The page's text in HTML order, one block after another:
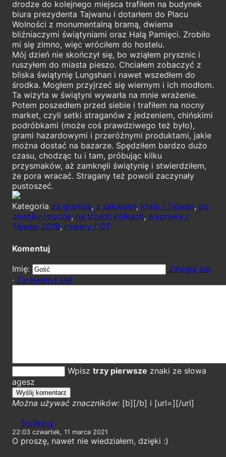
drodze do kolejnego miejsca trafiłem na budynek
biura prezydenta Tajwanu i dotarłem do Placu
Wolności z monumentalną bramą, dwiema
bliźniaczymi świątyniami oraz Halą Pamięci. Zrobiło
mi się zimno, więc wróciłem do hostelu.
Mój dzień nie skończył się, bo wziąłem prysznic i
ruszyłem do miasta pieszo. Chciałem zobaczyć z
bliska świątynię Lungshan i nawet wszedłem do
środka. Mogłem przyjrzeć się wiernym i ich modłom.
Ta wizyta w świątyni wywarła na mnie wrażenie.
Potem poszedłem przed siebie i trafiłem na nocny
market, czyli setki straganów z jedzeniem, chińskimi
podróbkami (może coś prawdziwego też było),
grami hazardowymi i przeróżnymi produktami, jakie
można dostać na bazarze. Spędziłem bardzo dużo
czasu, chodząc tu i tam, próbując kilku
przysmaków, aż zamknęli świątynię i stwierdziłem,
że pora wracać. Stragany też powoli zaczynały
pustoszeć.
Kategoria za granicą, z sakwami, kraje / Tajwan, po
zmroku i nocne, na trzech kółkach, wyprawy /
Tajwan 2018, rowery / GT
Komentuj
Imię:
Zaloguj się
· Zarejestruj się!
Wpisz trzy pierwsze znaki ze słowa
agesz
Można używać znaczników: [b][/b] i [url=][/url]
Trollking
22:03 czwartek, 11 marca 2021
O proszę, nawet nie wiedziałem, dzięki :)